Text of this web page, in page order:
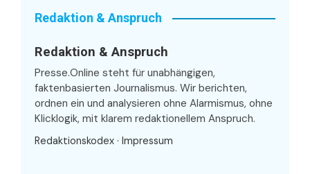
Redaktion & Anspruch
Redaktion & Anspruch
Presse.Online steht für unabhängigen,
faktenbasierten Journalismus. Wir berichten,
ordnen ein und analysieren ohne Alarmismus, ohne
Klicklogik, mit klarem redaktionellem Anspruch.
Redaktionskodex · Impressum